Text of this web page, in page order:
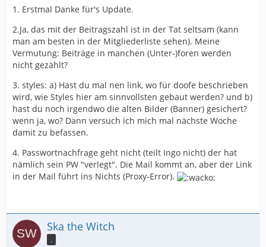
1. Erstmal Danke für's Update.
2.Ja, das mit der Beitragszahl ist in der Tat seltsam (kann
man am besten in der Mitgliederliste sehen). Meine
Vermutung: Beiträge in manchen (Unter-)foren werden
nicht gezählt?
3. styles: a) Hast du mal nen link, wo für doofe beschrieben
wird, wie Styles hier am sinnvollsten gebaut werden? und b)
hast du noch irgendwo die alten Bilder (Banner) gesichert?
wenn ja, wo? Dann versuch ich mich mal nächste Woche
damit zu befassen.
4. Passwortnachfrage geht nicht (teilt Ingo nicht) der hat
nämlich sein PW "verlegt". Die Mail kommt an, aber der Link
in der Mail führt ins Nichts (Proxy-Error).
Ska the Witch
.